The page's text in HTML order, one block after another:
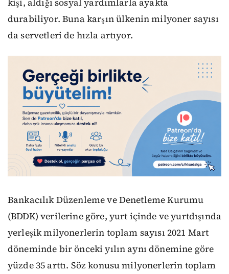
durabiliyor. Buna karşın ülkenin milyoner sayısı
da servetleri de hızla artıyor.
Bankacılık Düzenleme ve Denetleme Kurumu
(BDDK) verilerine göre, yurt içinde ve yurtdışında
yerleşik milyonerlerin toplam sayısı 2021 Mart
döneminde bir önceki yılın aynı dönemine göre
yüzde 35 arttı. Söz konusu milyonerlerin toplam